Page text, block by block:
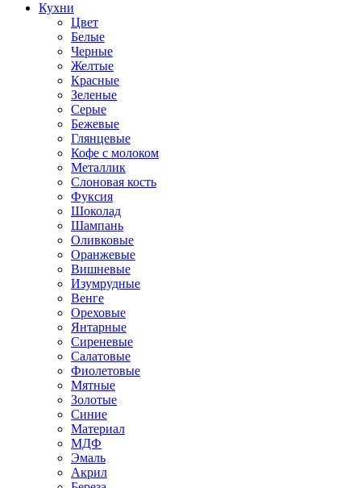
Кухни
Цвет
Белые
Черные
Желтые
Красные
Зеленые
Серые
Бежевые
Глянцевые
Кофе с молоком
Металлик
Слоновая кость
Фуксия
Шоколад
Шампань
Оливковые
Оранжевые
Вишневые
Изумрудные
Венге
Ореховые
Янтарные
Сиреневые
Салатовые
Фиолетовые
Мятные
Золотые
Синие
Материал
МДФ
Эмаль
Акрил